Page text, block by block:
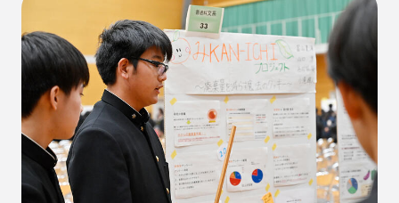
包装材不足
環境森林部
原油価格高騰
海ごみリーダー
食文化
産業廃棄物
フードロス削減
薄肉化
地球温暖化
ツキノワグマ
日本印刷産業連合会
漁業
乳白フィルム
RPF
魚沼ライス
日本航空
ゴミ0
瀬戸内国際芸術祭